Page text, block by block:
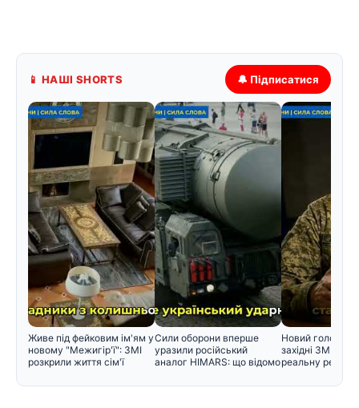
📱 НАШІ SHORTS 🔔 Підписатися
Живе під фейковим ім'ям у
новому "Межигір'ї": ЗМІ
розкрили життя сім'ї
Сили оборони вперше
уразили російський
аналог HIMARS: що відомо
Новий
західні ЗМІ
реальну